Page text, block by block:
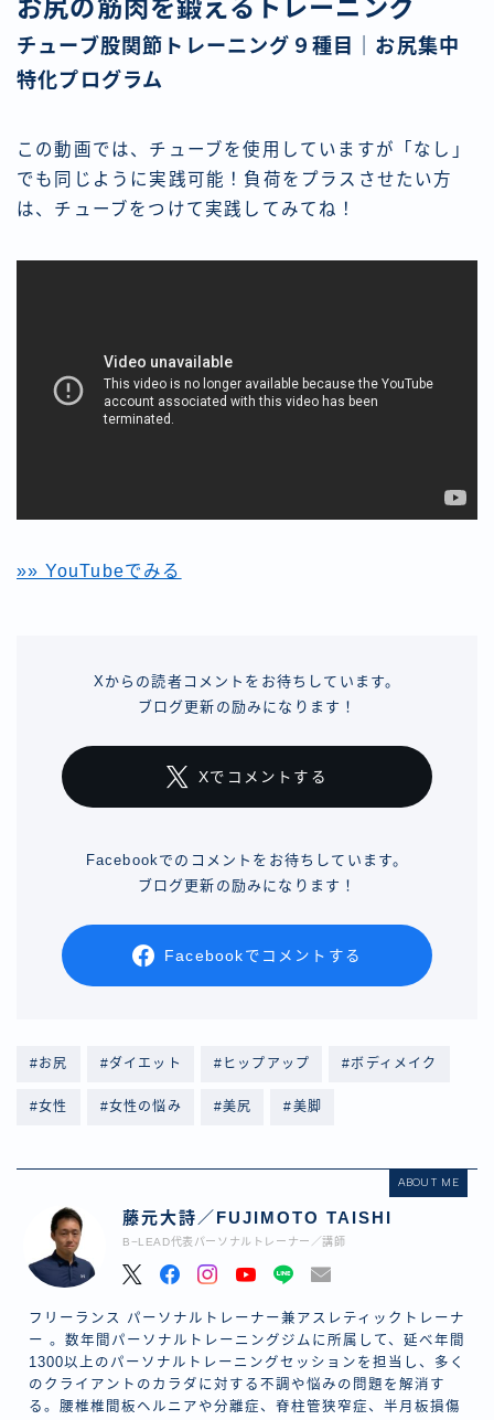
お尻の筋肉を鍛えるトレーニング
チューブ股関節トレーニング９種目｜お尻集中
特化プログラム
この動画では、チューブを使用していますが「なし」
でも同じように実践可能！負荷をプラスさせたい方
は、チューブをつけて実践してみてね！
»» YouTubeでみる
Xからの読者コメントをお待ちしています。
ブログ更新の励みになります！
Xでコメントする
Facebookでのコメントをお待ちしています。
ブログ更新の励みになります！
Facebookでコメントする
#お尻 #ダイエット #ヒップアップ #ボディメイク
#女性 #女性の悩み #美尻 #美脚
ABOUT ME
藤元大詩／FUJIMOTO TAISHI
B−LEAD代表パーソナルトレーナー／講師
フリーランス パーソナルトレーナー兼アスレティックトレーナ
ー 。数年間パーソナルトレーニングジムに所属して、延べ年間
1300以上のパーソナルトレーニングセッションを担当し、多く
のクライアントのカラダに対する不調や悩みの問題を解消す
る。腰椎椎間板ヘルニアや分離症、脊柱管狭窄症、半月板損傷